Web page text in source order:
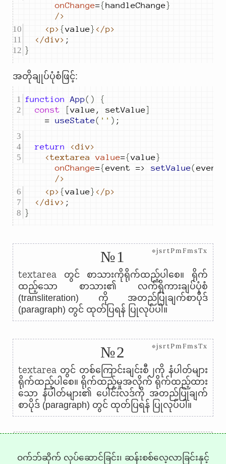
onChange={handleChange}
/>
<p> {value} </p>
</div> ;
}
အတိုချုပ်ပုံစံဖြင့်:
function App()
{
const
[value , setValue]
= useState( '' ) ;
return
<div>
<textarea
value={value}
onChange={event => setValue( event
/>
<p> {value} </p>
</div> ;
}
№1 ⊗jsrtPmFmsTx
textarea တွင် စာသားကိုရိုက်ထည့်ပါစေ။ ရိုက်
ထည့်သော စာသား၏ လက်ရှိကားချပ်ပုံစံ
(transliteration) ကို အတည်ပြုချက်စာပိုဒ်
(paragraph) တွင် ထုတ်ပြရန် ပြုလုပ်ပါ။
№2 ⊗jsrtPmFmsTx
textarea တွင် တစ်ကြောင်းချင်းစီ၂ကို နံပါတ်များ
ရိုက်ထည့်ပါစေ။ ရိုက်ထည့်မှုအလိုက် ရိုက်ထည့်ထား
သော နံပါတ်များ၏ ပေါင်းလဒ်ကို အတည်ပြုချက်
စာပိုဒ် (paragraph) တွင် ထုတ်ပြရန် ပြုလုပ်ပါ။
ဝက်ဘ်ဆိုက် လုပ်ဆောင်ခြင်း၊ ဆန်းစစ်လေ့လာခြင်းနှင့်